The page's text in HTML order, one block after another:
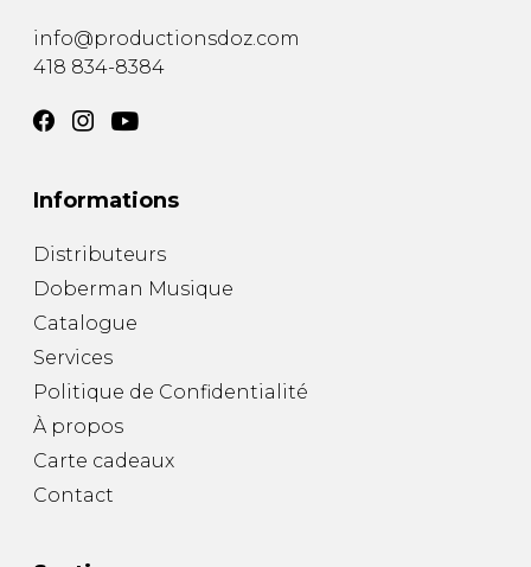
info@productionsdoz.com
418 834-8384
Informations
Distributeurs
Doberman Musique
Catalogue
Services
Politique de Confidentialité
À propos
Carte cadeaux
Contact